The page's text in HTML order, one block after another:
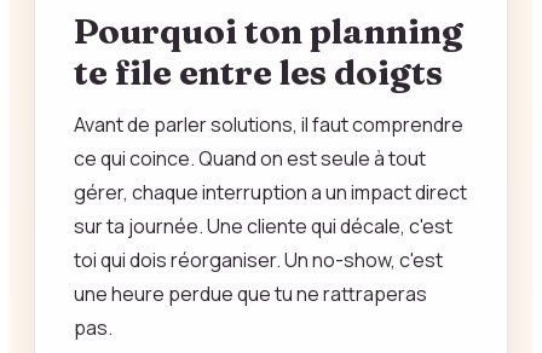
Pourquoi ton planning
te file entre les doigts
Avant de parler solutions, il faut comprendre
ce qui coince. Quand on est seule à tout
gérer, chaque interruption a un impact direct
sur ta journée. Une cliente qui décale, c'est
toi qui dois réorganiser. Un no-show, c'est
une heure perdue que tu ne rattraperas
pas.